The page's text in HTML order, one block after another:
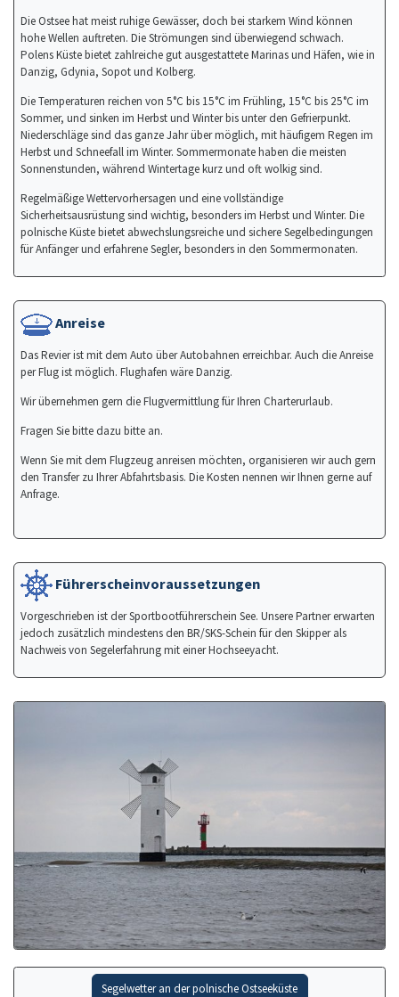
Die Ostsee hat meist ruhige Gewässer, doch bei starkem Wind können
hohe Wellen auftreten. Die Strömungen sind überwiegend schwach.
Polens Küste bietet zahlreiche gut ausgestattete Marinas und Häfen, wie in
Danzig, Gdynia, Sopot und Kolberg.
Die Temperaturen reichen von 5°C bis 15°C im Frühling, 15°C bis 25°C im
Sommer, und sinken im Herbst und Winter bis unter den Gefrierpunkt.
Niederschläge sind das ganze Jahr über möglich, mit häufigem Regen im
Herbst und Schneefall im Winter. Sommermonate haben die meisten
Sonnenstunden, während Wintertage kurz und oft wolkig sind.
Regelmäßige Wettervorhersagen und eine vollständige
Sicherheitsausrüstung sind wichtig, besonders im Herbst und Winter. Die
polnische Küste bietet abwechslungsreiche und sichere Segelbedingungen
für Anfänger und erfahrene Segler, besonders in den Sommermonaten.
Anreise
Das Revier ist mit dem Auto über Autobahnen erreichbar. Auch die Anreise
per Flug ist möglich. Flughafen wäre Danzig.
Wir übernehmen gern die Flugvermittlung für Ihren Charterurlaub.
Fragen Sie bitte dazu bitte an.
Wenn Sie mit dem Flugzeug anreisen möchten, organisieren wir auch gern
den Transfer zu Ihrer Abfahrtsbasis. Die Kosten nennen wir Ihnen gerne auf
Anfrage.
Führerscheinvoraussetzungen
Vorgeschrieben ist der Sportbootführerschein See. Unsere Partner erwarten
jedoch zusätzlich mindestens den BR/SKS-Schein für den Skipper als
Nachweis von Segelerfahrung mit einer Hochseeyacht.
Segelwetter an der polnische Ostseeküste